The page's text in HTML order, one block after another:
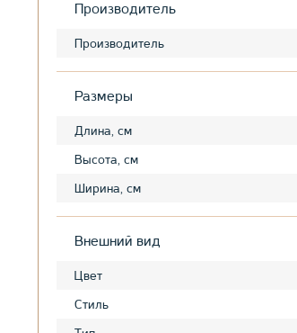
Производитель
Производитель
Размеры
Длина, см
Высота, см
Ширина, см
Внешний вид
Цвет
Стиль